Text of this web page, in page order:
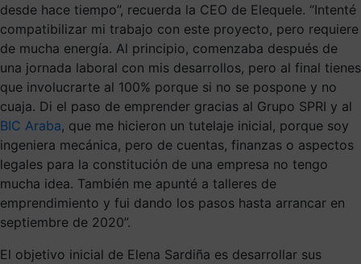
desde hace tiempo”, recuerda la CEO de Elequele. “Intenté
compatibilizar mi trabajo con este proyecto, pero requiere
de mucha energía. Al principio, comenzaba después de
una jornada laboral con mis desarrollos, pero al final tienes
que involucrarte al 100% porque si no se pospone y no
cuaja. Di el paso de emprender gracias al Grupo SPRI y al
BIC Araba, que me hicieron un tutelaje inicial, porque soy
ingeniera mecánica, pero de cuentas, finanzas o aspectos
legales para la constitución de una empresa no tengo
mucha idea. También me apunté a talleres de
emprendimiento y fui dando los pasos hasta arrancar en
septiembre de 2020”.
El objetivo inicial de Elena Sardiña es desarrollar sus